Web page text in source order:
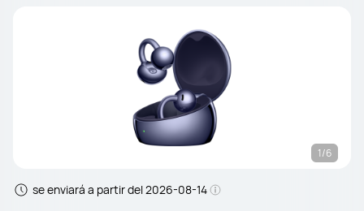
1/6
se enviará a partir del 2026-08-14